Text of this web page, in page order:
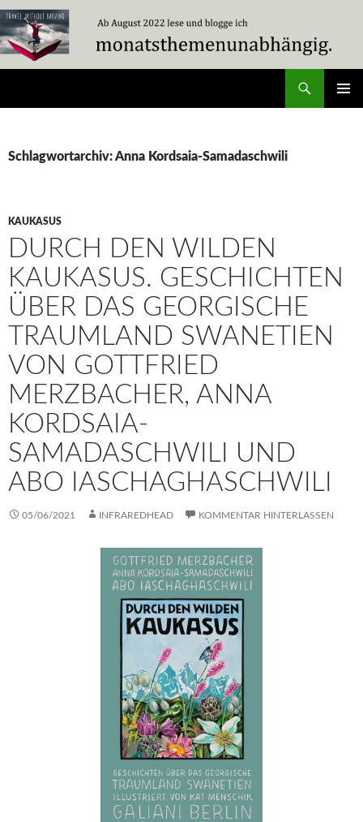
Zum
Inhalt
springen
Schlagwortarchiv: Anna Kordsaia-Samadaschwili
KAUKASUS
DURCH DEN WILDEN
KAUKASUS. GESCHICHTEN
ÜBER DAS GEORGISCHE
TRAUMLAND SWANETIEN
VON GOTTFRIED
MERZBACHER, ANNA
KORDSAIA-
SAMADASCHWILI UND
ABO IASCHAGHASCHWILI
05/06/2021 INFRAREDHEAD KOMMENTAR HINTERLASSEN